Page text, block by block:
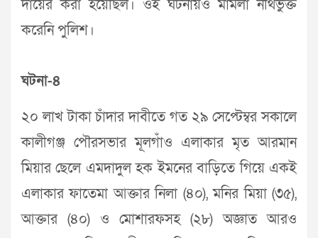
দায়ের করা হয়েছিল। ওই ঘটনায়ও মামলা নথিভুক্ত
করেনি পুলিশ।
ঘটনা-৪
২০ লাখ টাকা চাঁদার দাবীতে গত ২৯ সেপ্টেম্বর সকালে
কালীগঞ্জ পৌরসভার মূলগাঁও এলাকার মৃত আরমান
মিয়ার ছেলে এমদাদুল হক ইমনের বাড়িতে গিয়ে একই
এলাকার ফাতেমা আক্তার নিলা (৪০), মনির মিয়া (৩৫),
আক্তার (৪০) ও মোশারফসহ (২৮) অজ্ঞাত আরও